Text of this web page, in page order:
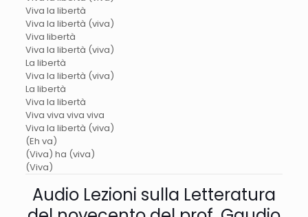
Viva la libertà
Viva la libertà (viva)
Viva libertà
Viva la libertà (viva)
La libertà
Viva la libertà (viva)
La libertà
Viva la libertà
Viva viva viva viva
Viva la libertà (viva)
(Eh va)
(Viva) ha (viva)
(Viva)
Audio Lezioni sulla Letteratura